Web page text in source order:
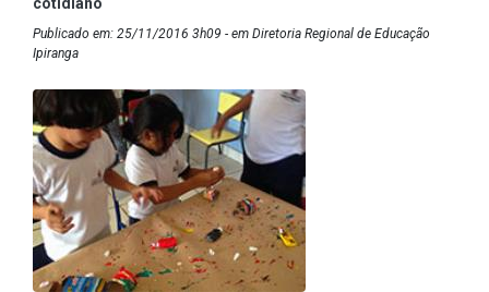
Publicado em: 25/11/2016 3h09 - em Diretoria Regional de Educação
Ipiranga